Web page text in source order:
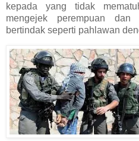
kepada yang tidak
mengejek perempuan
bertindak seperti pahlawan